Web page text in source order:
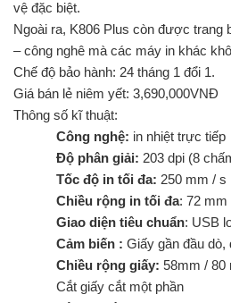
vệ đặc biệt.
Ngoài ra, K806 Plus còn được trang
– công nghê mà các máy in khác
Chế độ bảo hành: 24 tháng 1 đổi 1.
Giá bán lẻ niêm yết: 3,690,000VNĐ
Thông số kĩ thuật:
Công nghệ: in nhiệt trực tiếp
Độ phân giải: 203 dpi (8
Tốc độ in tối đa: 250 mm / s
Chiều rộng in tối đa: 72 mm
Giao diện tiêu chuẩn: USB
Cảm biến : Giấy gần đầu dò,
Chiều rộng giấy: 58mm / 80
Cắt giấy cắt một phần